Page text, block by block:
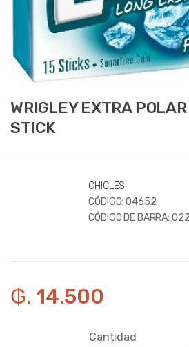
WRIGLEY EXTRA
STICK
CHICLES
CÓDIGO:04652
CÓDIGO DE BARRA:
₲. 14.500
Cantidad